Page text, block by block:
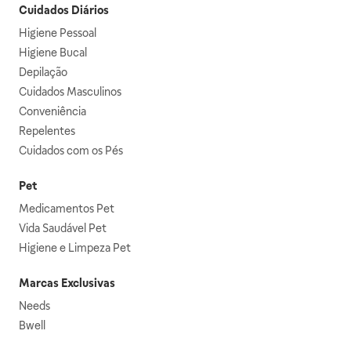
Cuidados Diários
Higiene Pessoal
Higiene Bucal
Depilação
Cuidados Masculinos
Conveniência
Repelentes
Cuidados com os Pés
Pet
Medicamentos Pet
Vida Saudável Pet
Higiene e Limpeza Pet
Marcas Exclusivas
Needs
Bwell